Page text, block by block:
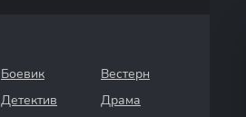
Боевик
Вестерн
Детектив
Драма